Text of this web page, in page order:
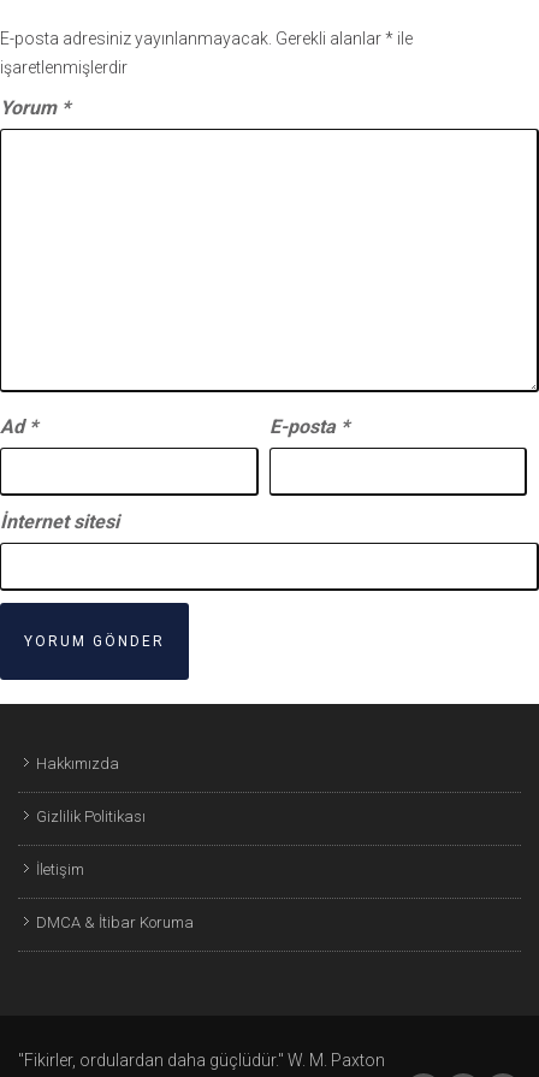
E-posta adresiniz yayınlanmayacak. Gerekli alanlar* ile
işaretlenmişlerdir
Yorum *
Ad * E-posta *
İnternet sitesi
Hakkımızda
Gizlilik Politikası
İletişim
DMCA & İtibar Koruma
"Fikirler, ordulardan daha güçlüdür." W. M. Paxton